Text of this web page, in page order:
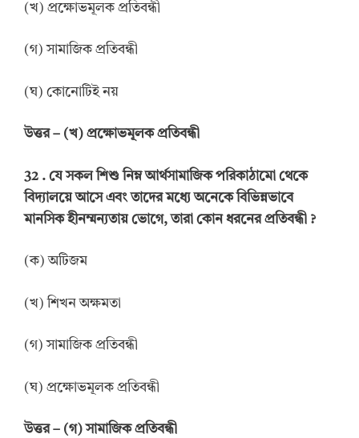
(খ) প্রক্ষোভমূলক প্রতিবন্ধী
(গ) সামাজিক প্রতিবন্ধী
(ঘ) কোনোটিই নয়
উত্তর– (খ) প্রক্ষোভমূলক প্রতিবন্ধী
32 . যে সকল শিশু নিম্ন আর্থসামাজিক পরিকাঠামো থেকে
বিদ্যালয়ে আসে এবং তাদের মধ্যে অনেকে বিভিন্নভাবে
মানসিক হীনম্মন্যতায় ভোগে, তারা কোন ধরনের প্রতিবন্ধী ?
(ক) অটিজম
(খ) শিখন অক্ষমতা
(গ) সামাজিক প্রতিবন্ধী
(ঘ) প্রক্ষোভমূলক প্রতিবন্ধী
উত্তর– (গ) সামাজিক প্রতিবন্ধী